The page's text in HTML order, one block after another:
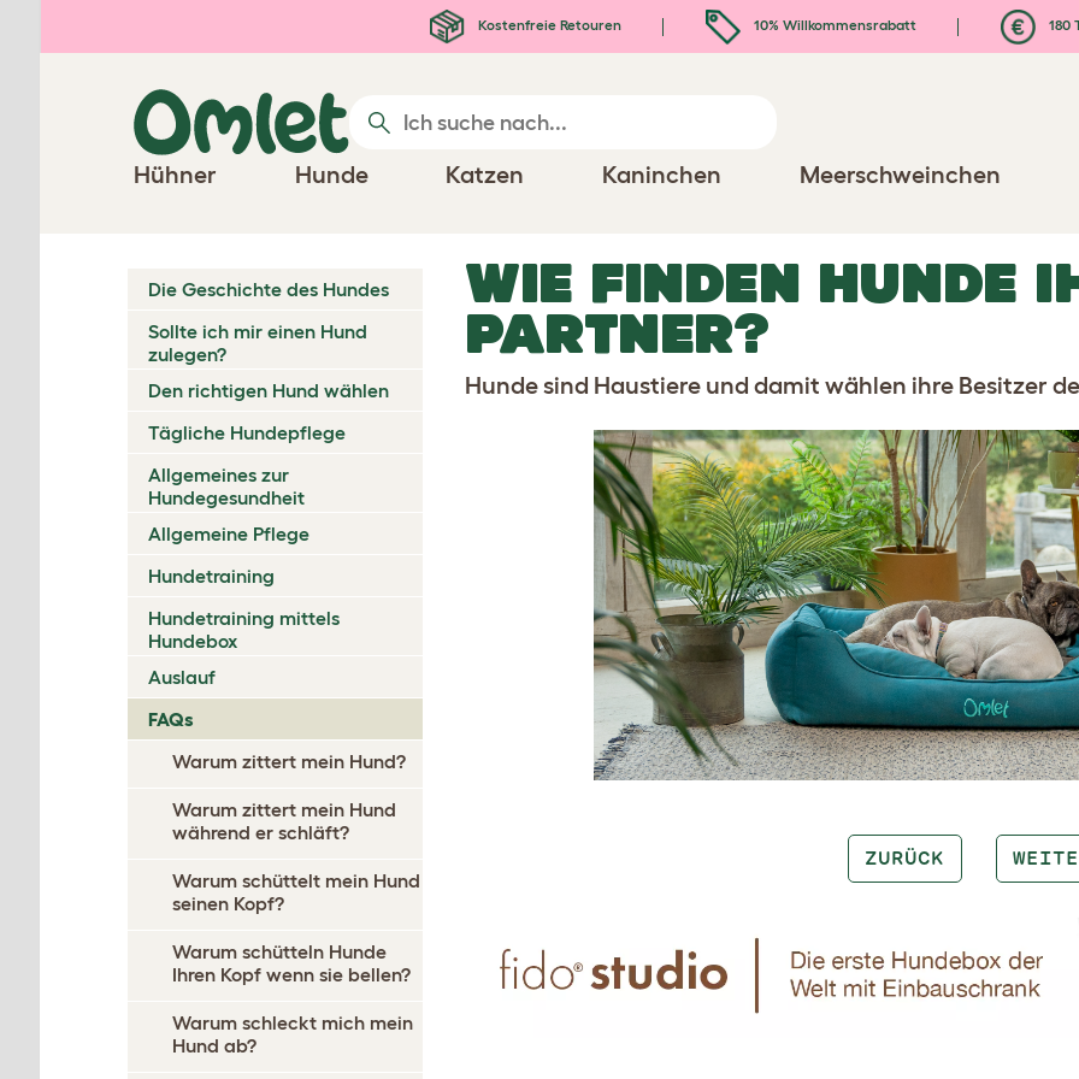
Kostenfreie Retouren 10% Willkommensrabatt 180
Hühner Hunde Katzen Kaninchen Meerschweinchen
Die Geschichte des Hundes
Sollte ich mir einen Hund
zulegen?
Den richtigen Hund wählen
Tägliche Hundepflege
Allgemeines zur
Hundegesundheit
Allgemeine Pflege
Hundetraining
Hundetraining mittels
Hundebox
Auslauf
FAQs
Warum zittert mein Hund?
Warum zittert mein Hund
während er schläft?
Warum schüttelt mein Hund
seinen Kopf?
Warum schütteln Hunde
Ihren Kopf wenn sie bellen?
Warum schleckt mich mein
Hund ab?
WIE FINDEN HUNDE
PARTNER?
Hunde sind Haustiere und damit wählen ihre Besitzer
ZURÜCK